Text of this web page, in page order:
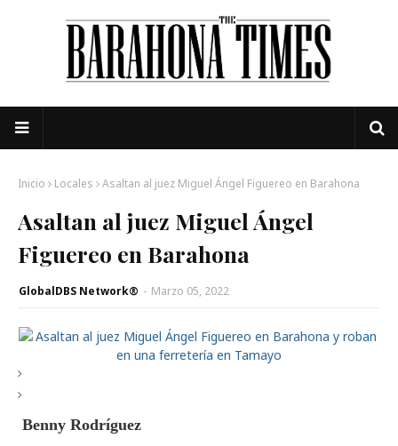
Inicio Locales Asaltan al juez Miguel Ángel Figuereo en Barahona
Asaltan al juez Miguel Ángel
Figuereo en Barahona
GlobalDBS Network® - Marzo 05, 2022
Benny Rodríguez